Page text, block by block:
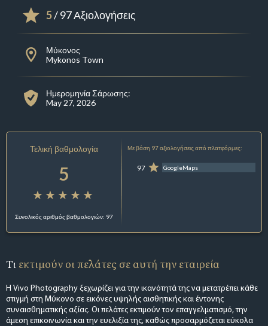
5/ 97 Αξιολογήσεις
Μύκονος
Mykonos Town
Ημερομηνία Σάρωσης:
May 27, 2026
Τελική βαθμολογία
5
Συνολικός αριθμός βαθμολογιών: 97
Με βάση 97 αξιολογήσεις από πλατφόρμες:
97 GoogleMaps
Τι εκτιμούν οι πελάτες σε αυτή την εταιρεία
Η Vivo Photography ξεχωρίζει για την ικανότητά της να μετατρέπει κάθε
στιγμή στη Μύκονο σε εικόνες υψηλής αισθητικής και έντονης
συναισθηματικής αξίας. Οι πελάτες εκτιμούν τον επαγγελματισμό, την
άμεση επικοινωνία και την ευελιξία της, καθώς προσαρμόζεται εύκολα